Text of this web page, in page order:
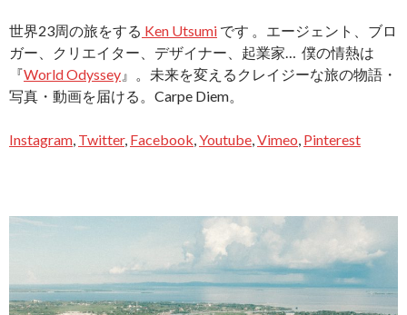
世界23周の旅をする Ken Utsumi です 。エージェント、ブロ
ガー、クリエイター、デザイナー、起業家… 僕の情熱は
『World Odyssey 』。未来を変えるクレイジーな旅の物語・
写真・動画を届ける。Carpe Diem。
Instagram, Twitter, Facebook,Youtube,Vimeo, Pinterest